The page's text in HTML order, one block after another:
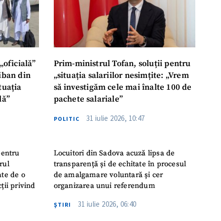
din
de o
privind
Prim-ministrul Tofan, soluții pentru
„situația salariilor nesimțite: „Vrem
să investigăm cele mai înalte 100 de
pachete salariale”
POLITIC 31 iulie 2026, 10:47
Locuitori din Sadova acuză lipsa de
transparență și de echitate în procesul
de amalgamare voluntară și cer
organizarea unui referendum
ŞTIRI 31 iulie 2026, 06:40